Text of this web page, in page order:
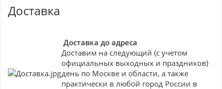
Доставка
Доставка до адреса
Доставим на следующий (с учетом
официальных выходных и праздников)
день по Москве и области, а также
практически в любой город России в